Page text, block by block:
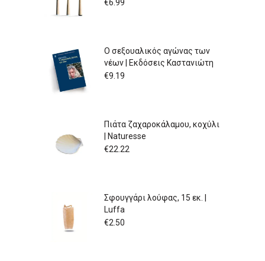
€6.99
Ο σεξουαλικός αγώνας των
νέων | Εκδόσεις Καστανιώτη
€9.19
Πιάτα ζαχαροκάλαμου, κοχύλι
| Naturesse
€22.22
Σφουγγάρι λούφας, 15 εκ. |
Luffa
€2.50